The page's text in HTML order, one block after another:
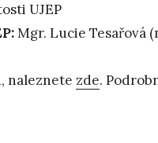
UJEP
Mgr. Lucie Tesařová
naleznete zde.